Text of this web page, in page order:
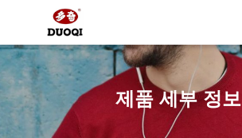
제품 세부 정보